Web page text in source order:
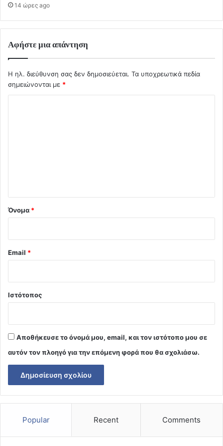
14 ώρες ago
Αφήστε μια απάντηση
Η ηλ. διεύθυνση σας δεν δημοσιεύεται. Τα υποχρεωτικά πεδία
σημειώνονται με *
Όνομα *
Email *
Ιστότοπος
Αποθήκευσε το όνομά μου, email, και τον ιστότοπο μου σε
αυτόν τον πλοηγό για την επόμενη φορά που θα σχολιάσω.
Popular Recent Comments